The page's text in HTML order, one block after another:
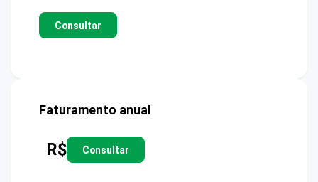
Consultar
Faturamento anual
R$ Consultar